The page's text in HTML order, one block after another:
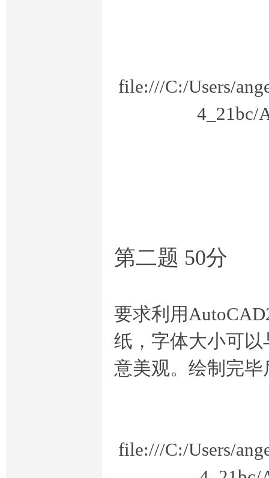
file:///C:/Users/
4_21bc/
第二题 50分
要求利用
纸，字体大小可
意美观。绘制完
file:///C:/Users/